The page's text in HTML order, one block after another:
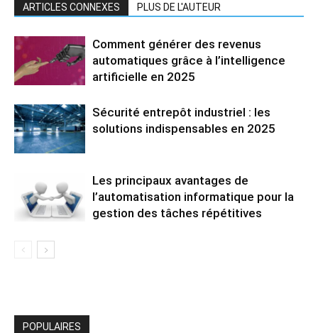
ARTICLES CONNEXES PLUS DE L'AUTEUR
Comment générer des revenus
automatiques grâce à l’intelligence
artificielle en 2025
Sécurité entrepôt industriel : les
solutions indispensables en 2025
Les principaux avantages de
l’automatisation informatique pour la
gestion des tâches répétitives
POPULAIRES